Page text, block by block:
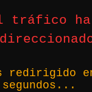
tráfico
redirigido
segundos...